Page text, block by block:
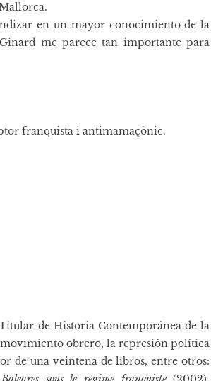
en un mayor conocimiento de la
me parece tan importante para
franquista i antimamaçònic.
de Historia Contemporánea de la
movimiento obrero, la represión política
de una veintena de libros, entre otros: